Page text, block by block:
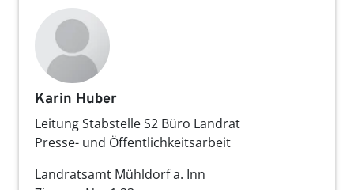
Karin Huber
Leitung Stabstelle S2 Büro Landrat
Presse- und Öffentlichkeitsarbeit
Landratsamt Mühldorf a. Inn